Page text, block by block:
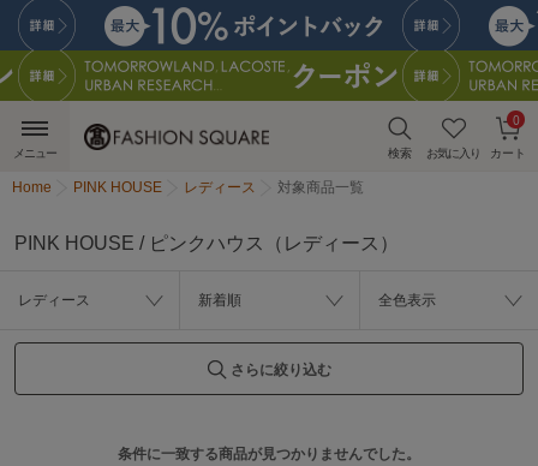
検索 お気に入り カート
0
メニュー
Home PINK HOUSE レディース 対象商品一覧
PINK HOUSE / ピンクハウス（レディース）
レディース 新着順 全色表示
さらに絞り込む
条件に一致する商品が見つかりませんでした。